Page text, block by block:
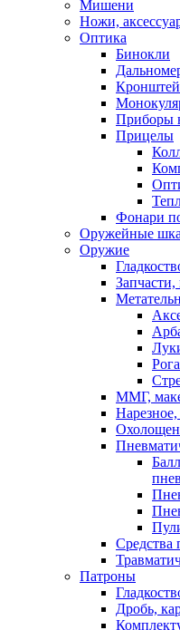
Мишени
Ножи,
Оптика
Бинокли
Приборы
Прицелы
Фонари
Оружейные
Оружие
ММГ,
Средства
Патроны
Дробь,